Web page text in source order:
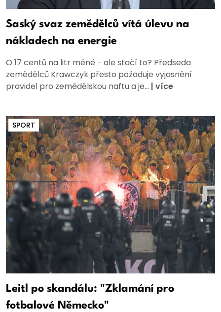
Saský svaz zemědělců vítá úlevu na
nákladech na energie
O 17 centů na litr méně - ale stačí to? Předseda
zemědělců Krawczyk přesto požaduje vyjasnění
pravidel pro zemědělskou naftu a je... | více
SPORT
Leitl po skandálu: "Zklamání pro
fotbalové Německo"